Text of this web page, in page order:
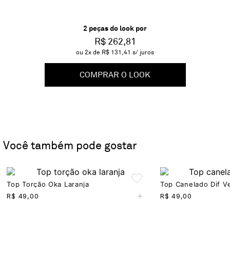
2 peçasdo look por
R$ 262,81
ou 2x de R$ 131,41 s/ juros
COMPRAR O LOOK
Você também pode gostar
Top Torção Oka Laranja
+
R$ 49,00
Top Canelado Dif
R$ 49,00